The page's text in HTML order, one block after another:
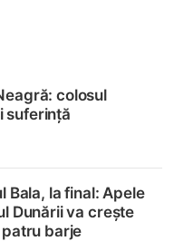
colosul
suferință
Bala, la final: Apele
Dunării va crește
barje